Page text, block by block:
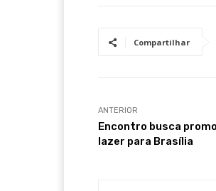
Compartilhar
ANTERIOR
Encontro busca
lazer para Brasília